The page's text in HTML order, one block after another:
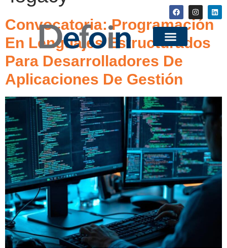
Convocatoria: Programación
En Lenguajes Estructurados
Para Desarrolladores De
Aplicaciones De Gestión